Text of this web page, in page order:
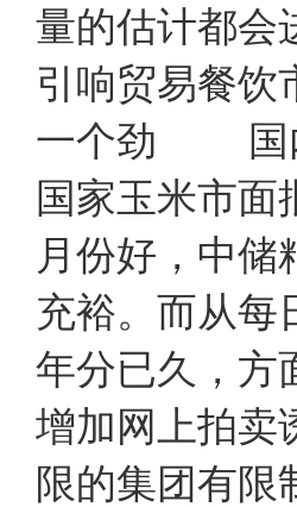
量的估计都会
引响贸易餐
一个劲 国内
国家玉米市面
月份好，中
充裕。而从每
年分已久，方
增加网上拍
限的集团有限